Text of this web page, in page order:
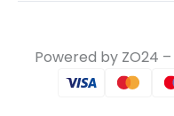
Powered by ZO24 –